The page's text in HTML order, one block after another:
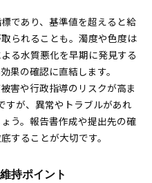
であり、基準値を超えると給
られることも。濁度や色度は
る水質悪化を早期に発見する
果の確認に直結します。
害や行政指導のリスクが高ま
すが、異常やトラブルがあれ
う。報告書作成や提出先の確
することが大切です。
持ポイント